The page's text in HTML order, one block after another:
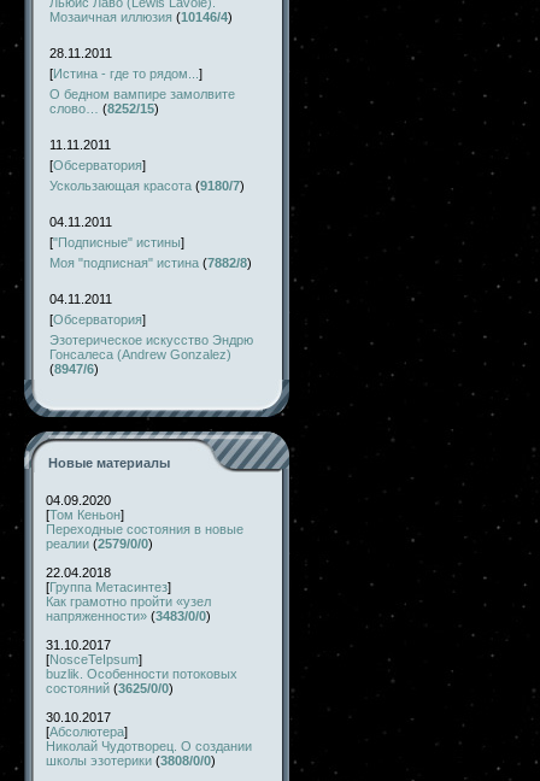
Мозаичная иллюзия (10146/4)
28.11.2011
[Истина - где то рядом... ]
О бедном вампире замолвите
слово…
(8252/15)
11.11.2011
[Обсерватория]
Ускользающая красота (9180/7)
04.11.2011
["Подписные" истины]
Моя "подписная" истина (7882/8)
04.11.2011
[Обсерватория]
Эзотерическое искусство Эндрю
Гонсалеса (Andrew Gonzalez)
(8947/6)
Новые материалы
04.09.2020
[Том Кеньон]
Переходные состояния в новые
реалии (2579/0/0)
22.04.2018
[Группа Метасинтез]
Как грамотно пройти «узел
напряженности» (3483/0/0)
31.10.2017
[NosceTeIpsum]
buzlik. Особенности потоковых
состояний (3625/0/0)
30.10.2017
[Абсолютера]
Николай Чудотворец. О создании
школы эзотерики (3808/0/0)